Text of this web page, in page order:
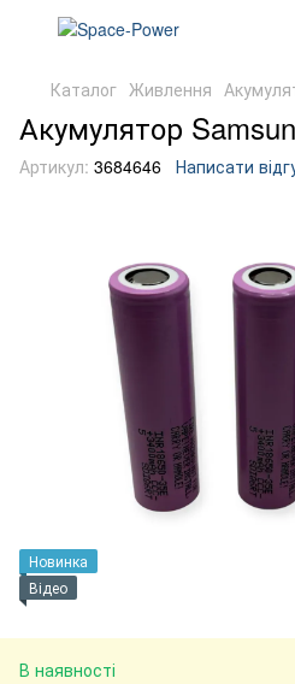
Каталог Живлення
Акумулятор
Артикул: 3684646 Написати
Новинка
Відео
В наявності